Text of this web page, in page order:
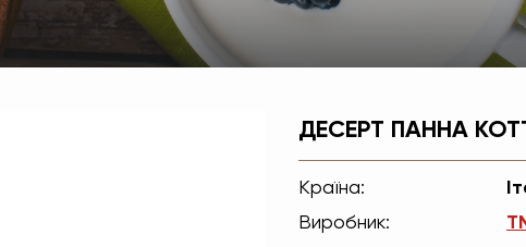
ДЕСЕРТ ПАННА
Країна:
Виробник: